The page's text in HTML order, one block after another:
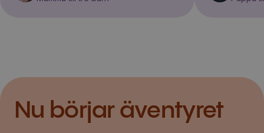
Nu börjar äventyret